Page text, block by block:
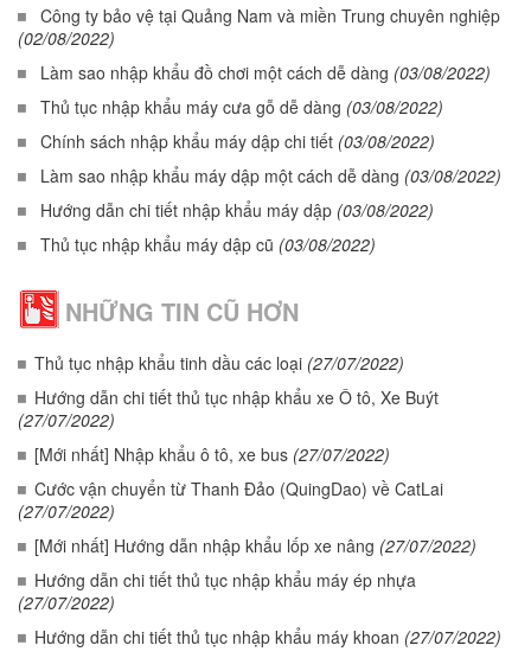
Công ty bảo vệ tại Quảng Nam và miền Trung chuyên nghiệp
(02/08/2022)
Làm sao nhập khẩu đồ chơi một cách dễ dàng (03/08/2022)
Thủ tục nhập khẩu máy cưa gỗ dễ dàng (03/08/2022)
Chính sách nhập khẩu máy dập chi tiết (03/08/2022)
Làm sao nhập khẩu máy dập một cách dễ dàng (03/08/2022)
Hướng dẫn chi tiết nhập khẩu máy dập (03/08/2022)
Thủ tục nhập khẩu máy dập cũ (03/08/2022)
NHỮNG TIN CŨ HƠN
Thủ tục nhập khẩu tinh dầu các loại (27/07/2022)
Hướng dẫn chi tiết thủ tục nhập khẩu xe Ô tô, Xe Buýt
(27/07/2022)
[Mới nhất] Nhập khẩu ô tô, xe bus (27/07/2022)
Cước vận chuyển từ Thanh Đảo (QuingDao) về CatLai
(27/07/2022)
[Mới nhất] Hướng dẫn nhập khẩu lốp xe nâng (27/07/2022)
Hướng dẫn chi tiết thủ tục nhập khẩu máy ép nhựa
(27/07/2022)
Hướng dẫn chi tiết thủ tục nhập khẩu máy khoan (27/07/2022)